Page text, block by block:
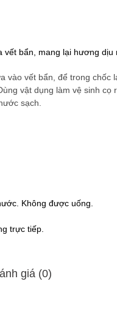
bẩn, mang lại hương dịu
vào vết bẩn, để trong chốc
vật dụng làm vệ sinh
sạch.
Không được uống.
trực tiếp.
giá (0)